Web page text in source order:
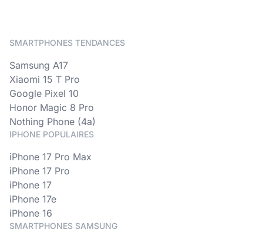
SMARTPHONES TENDANCES
Samsung A17
Xiaomi 15 T Pro
Google Pixel 10
Honor Magic 8 Pro
Nothing Phone (4a)
IPHONE POPULAIRES
iPhone 17 Pro Max
iPhone 17 Pro
iPhone 17
iPhone 17e
iPhone 16
SMARTPHONES SAMSUNG